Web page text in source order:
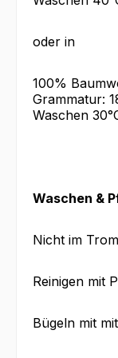
oder in
100%
Grammatur:
Waschen
Waschen &
Nicht im
Reinigen mit
Bügeln mit